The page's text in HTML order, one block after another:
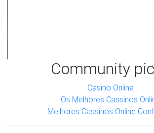
Acompanhe o que saiu
sobre quilombolas e
Compilamos 479 notícias sobre
sistema. Exibindo 10 por